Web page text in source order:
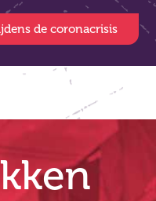
de coronacrisis